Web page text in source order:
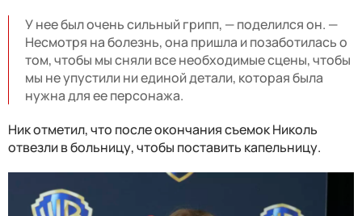
У нее был очень сильный грипп, — поделился он. —
Несмотря на болезнь, она пришла и позаботилась о
том, чтобы мы сняли все необходимые сцены, чтобы
мы не упустили ни единой детали, которая была
нужна для ее персонажа.
Ник отметил, что после окончания съемок Николь
отвезли в больницу, чтобы поставить капельницу.